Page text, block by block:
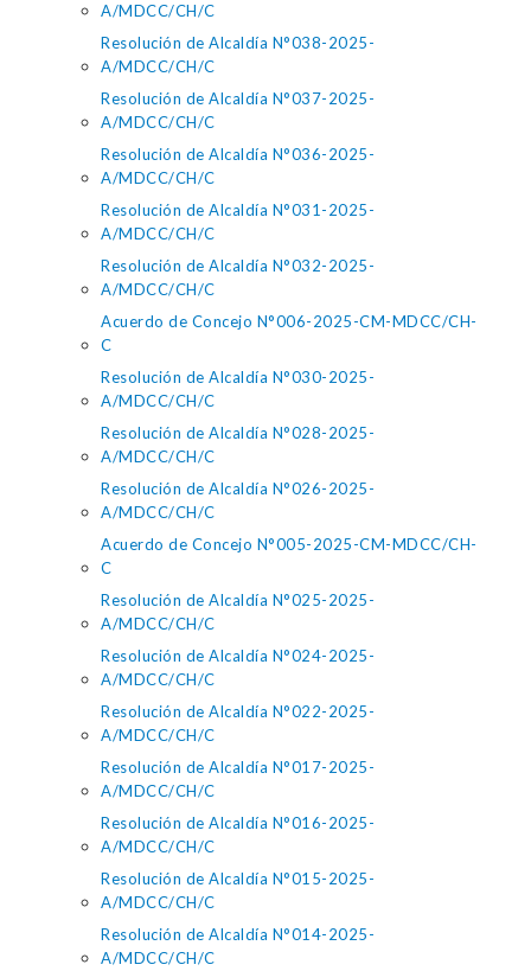
A/MDCC/CH/C
Resolución de Alcaldía N°038-2025-
A/MDCC/CH/C
Resolución de Alcaldía N°037-2025-
A/MDCC/CH/C
Resolución de Alcaldía N°036-2025-
A/MDCC/CH/C
Resolución de Alcaldía N°031-2025-
A/MDCC/CH/C
Resolución de Alcaldía N°032-2025-
A/MDCC/CH/C
Acuerdo de Concejo N°006-2025-CM-MDCC/CH-
C
Resolución de Alcaldía N°030-2025-
A/MDCC/CH/C
Resolución de Alcaldía N°028-2025-
A/MDCC/CH/C
Resolución de Alcaldía N°026-2025-
A/MDCC/CH/C
Acuerdo de Concejo N°005-2025-CM-MDCC/CH-
C
Resolución de Alcaldía N°025-2025-
A/MDCC/CH/C
Resolución de Alcaldía N°024-2025-
A/MDCC/CH/C
Resolución de Alcaldía N°022-2025-
A/MDCC/CH/C
Resolución de Alcaldía N°017-2025-
A/MDCC/CH/C
Resolución de Alcaldía N°016-2025-
A/MDCC/CH/C
Resolución de Alcaldía N°015-2025-
A/MDCC/CH/C
Resolución de Alcaldía N°014-2025-
A/MDCC/CH/C